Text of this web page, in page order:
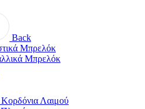
Back
Μπρελόκ
Μπρελόκ
Λαιμού